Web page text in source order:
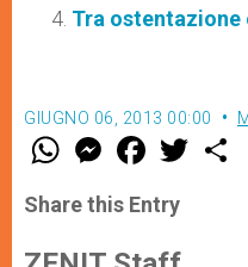
Tra ostentazione
GIUGNO 06, 2013 00:00
W
t
s
p
M
e
s
e
g
F
a
e
b
o
w
Share this Entry